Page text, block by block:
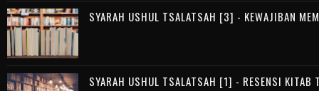
SYARAH USHUL TSALATSAH [3] - KEWAJIBAN
SYARAH USHUL TSALATSAH [1] - RESENSI KITAB